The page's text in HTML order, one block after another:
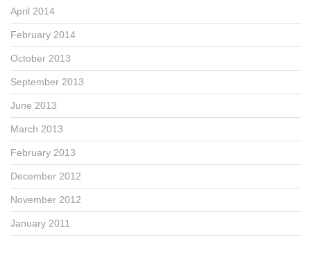
April 2014
February 2014
October 2013
September 2013
June 2013
March 2013
February 2013
December 2012
November 2012
January 2011